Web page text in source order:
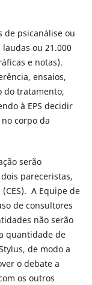
de psicanálise ou
ou 21.000
e notas).
ensaios,
do tratamento,
à EPS decidir
corpo da
serão
pareceristas,
A Equipe de
de consultores
não serão
quantidade de
de modo a
o debate a
os outros